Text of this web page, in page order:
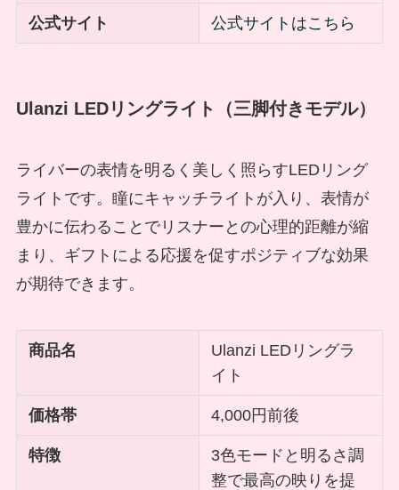
公式サイト 公式サイトはこちら
Ulanzi LEDリングライト（三脚付きモデル）
ライバーの表情を明るく美しく照らすLEDリング
ライトです。瞳にキャッチライトが入り、表情が
豊かに伝わることでリスナーとの心理的距離が縮
まり、ギフトによる応援を促すポジティブな効果
が期待できます。
商品名
Ulanzi LEDリングラ
イト
価格帯 4,000円前後
特徴
3色モードと明るさ調
整で最高の映りを提